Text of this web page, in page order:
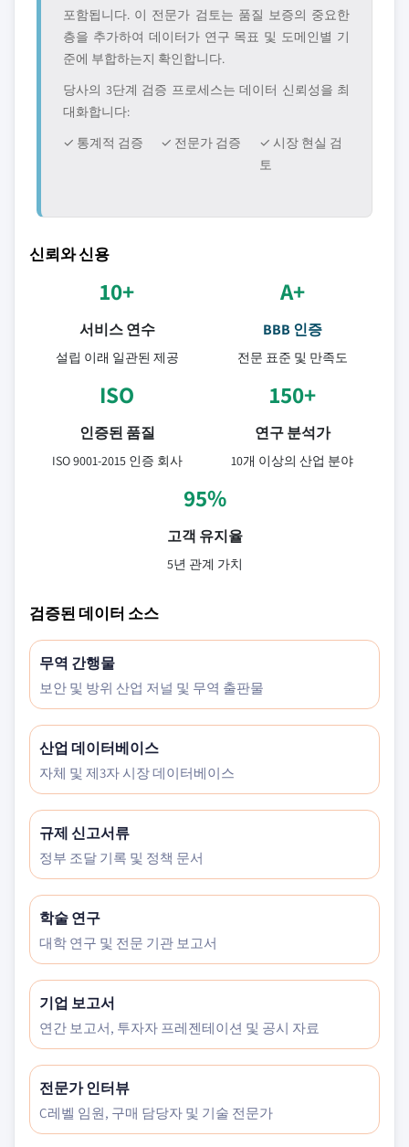
포함됩니다. 이 전문가 검토는 품질 보증의 중요한
층을 추가하여 데이터가 연구 목표 및 도메인별 기
준에 부합하는지 확인합니다.
당사의 3단계 검증 프로세스는 데이터 신뢰성을 최
대화합니다:
✓ 통계적 검증
✓ 전문가 검증
✓ 시장 현실 검
토
신뢰와 신용
10+
서비스 연수
설립 이래 일관된 제공
A+
BBB 인증
전문 표준 및 만족도
ISO
인증된 품질
ISO 9001-2015 인증 회사
150+
연구 분석가
10개 이상의 산업 분야
95%
고객 유지율
5년 관계 가치
검증된 데이터 소스
무역 간행물
보안 및 방위 산업 저널 및 무역 출판물
산업 데이터베이스
자체 및 제3자 시장 데이터베이스
규제 신고서류
정부 조달 기록 및 정책 문서
학술 연구
대학 연구 및 전문 기관 보고서
기업 보고서
연간 보고서, 투자자 프레젠테이션 및 공시 자료
전문가 인터뷰
C레벨 임원, 구매 담당자 및 기술 전문가